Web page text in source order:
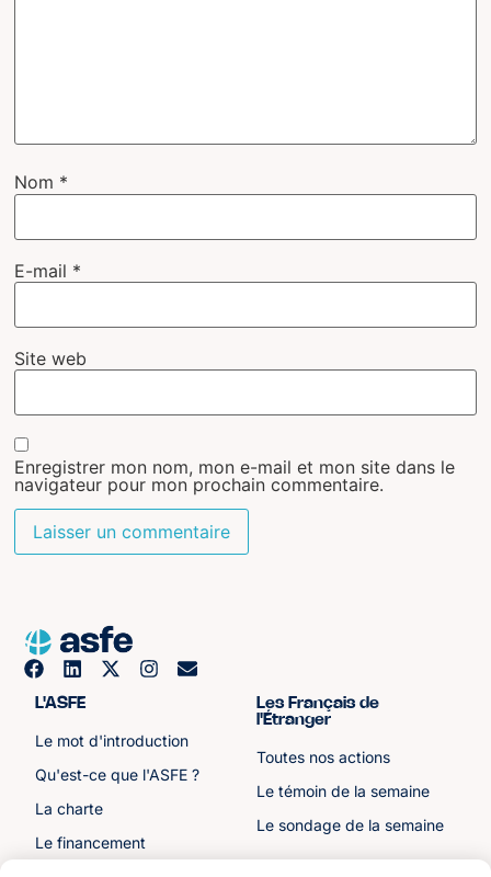
Nom *
E-mail *
Site web
Enregistrer mon nom, mon e-mail et mon site dans le
navigateur pour mon prochain commentaire.
L'ASFE
Le mot d'introduction
Qu'est-ce que l'ASFE ?
La charte
Le financement
Les Français de
l'Étranger
Toutes nos actions
Le témoin de la semaine
Le sondage de la semaine